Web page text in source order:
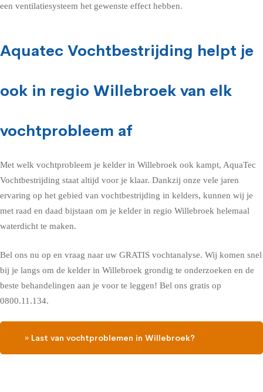
een ventilatiesysteem het gewenste effect hebben.
Aquatec Vochtbestrijding helpt je
ook in regio Willebroek van elk
vochtprobleem af
Met welk vochtprobleem je kelder in Willebroek ook kampt, AquaTec
Vochtbestrijding staat altijd voor je klaar. Dankzij onze vele jaren
ervaring op het gebied van vochtbestrijding in kelders, kunnen wij je
met raad en daad bijstaan om je kelder in regio Willebroek helemaal
waterdicht te maken.
Bel ons nu op en vraag naar uw GRATIS vochtanalyse. Wij komen snel
bij je langs om de kelder in Willebroek grondig te onderzoeken en de
beste behandelingen aan je voor te leggen! Bel ons gratis op
0800.11.134.
» Last van vochtproblemen in Willebroek?